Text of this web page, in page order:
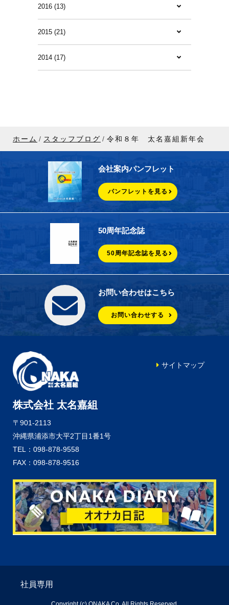
2016 (13)
2015 (21)
2014 (17)
ホーム スタッフブログ 令和８年 太名嘉組新年会
会社案内パンフレット
パンフレットを見る
50周年記念誌
50周年記念誌を見る
お問い合わせはこちら
お問い合わせする
株式会社 太名嘉組
〒901-2113
沖縄県浦添市大平2丁目1番1号
TEL：098-878-9558
FAX：098-878-9516
サイトマップ
社員専用